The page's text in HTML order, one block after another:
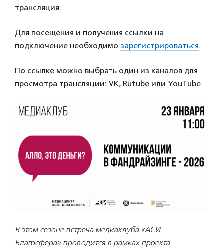
трансляция.
Для посещения и получения ссылки на
подключение необходимо зарегистрироваться.
По ссылке можно выбрать один из каналов для
просмотра трансляции: VK, Rutube или YouTube.
В этом сезоне встреча медиаклуба «АСИ-
Благосфера» проводится в рамках проекта